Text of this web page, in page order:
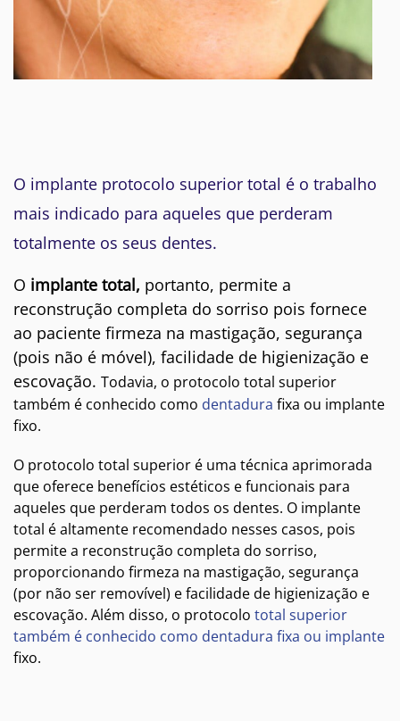
O implante protocolo superior total é o trabalho
mais indicado para aqueles que perderam
totalmente os seus dentes.
O implante total, portanto, permite a
reconstrução completa do sorriso pois fornece
ao paciente firmeza na mastigação, segurança
(pois não é móvel), facilidade de higienização e
escovação. Todavia, o protocolo total superior
também é conhecido como dentadura fixa ou implante
fixo.
O protocolo total superior é uma técnica aprimorada
que oferece benefícios estéticos e funcionais para
aqueles que perderam todos os dentes. O implante
total é altamente recomendado nesses casos, pois
permite a reconstrução completa do sorriso,
proporcionando firmeza na mastigação, segurança
(por não ser removível) e facilidade de higienização e
escovação. Além disso, o protocolo total superior
também é conhecido como dentadura fixa ou implante
fixo.